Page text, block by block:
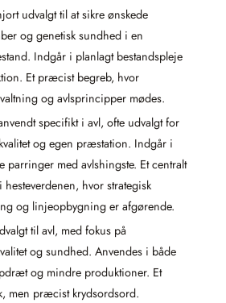
udvalgt til at sikre ønskede
og genetisk sundhed i en
Indgår i planlagt bestandspleje
Et præcist begreb, hvor
og avlsprincipper mødes.
specifikt i avl, ofte udvalgt for
og egen præstation. Indgår i
parringer med avlshingste. Et centralt
hesteverdenen, hvor strategisk
og linjeopbygning er afgørende.
til avl, med fokus på
og sundhed. Anvendes i både
og mindre produktioner. Et
men præcist krydsordsord.